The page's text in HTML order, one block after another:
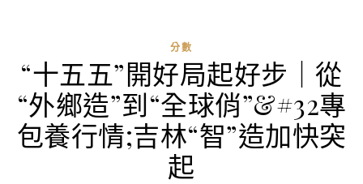
分數
“十五五”開好局起好步｜從
“外鄉造”到“全球俏”&#32專
包養行情;吉林“智”造加快突
起